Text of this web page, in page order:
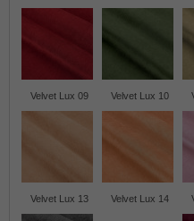
Velvet Lux 09 Velvet Lux 10
Velvet Lux 13 Velvet Lux 14